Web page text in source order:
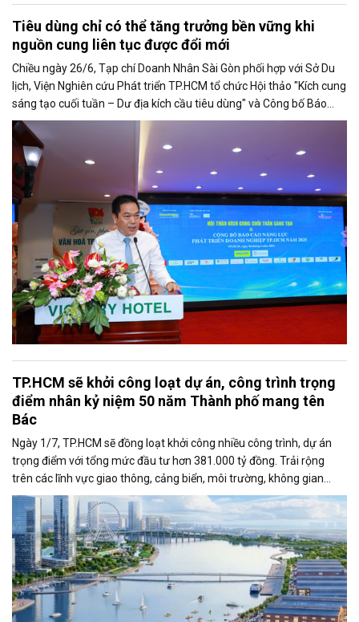
Tiêu dùng chỉ có thể tăng trưởng bền vững khi
nguồn cung liên tục được đổi mới
Chiều ngày 26/6, Tạp chí Doanh Nhân Sài Gòn phối hợp với Sở Du
lịch, Viện Nghiên cứu Phát triển TP.HCM tổ chức Hội thảo "Kích cung
sáng tạo cuối tuần – Dư địa kích cầu tiêu dùng" và Công bố Báo
cáo năng lực phát triển doanh nghiệp TP.HCM năm 2025. Trân
trọng giới thiệu phát biểu của ông Võ Hồng Sơn - Trưởng đại diện
Văn phòng Bộ Công Thương khu vực phía Nam tại Hội thảo.
TP.HCM sẽ khởi công loạt dự án, công trình trọng
điểm nhân kỷ niệm 50 năm Thành phố mang tên
Bác
Ngày 1/7, TP.HCM sẽ đồng loạt khởi công nhiều công trình, dự án
trọng điểm với tổng mức đầu tư hơn 381.000 tỷ đồng. Trải rộng
trên các lĩnh vực giao thông, cảng biển, môi trường, không gian
công cộng và nhà ở xã hội, các dự án được kỳ vọng tạo động lực
tăng trưởng mới, mở rộng không gian phát triển và nâng cao năng
lực cạnh tranh của đô thị lớn nhất cả nước.